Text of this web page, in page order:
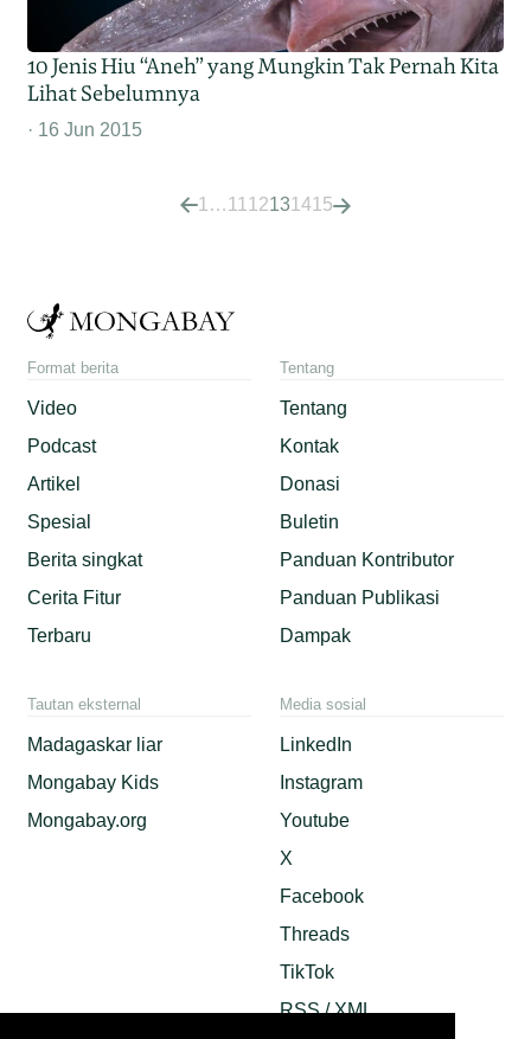
10 Jenis Hiu “Aneh” yang Mungkin Tak Pernah Kita
Lihat Sebelumnya
16 Jun 2015
1…1112131415
Format berita
Video
Podcast
Artikel
Spesial
Berita singkat
Cerita Fitur
Terbaru
Tentang
Tentang
Kontak
Donasi
Buletin
Panduan Kontributor
Panduan Publikasi
Dampak
Tautan eksternal
Madagaskar liar
Mongabay Kids
Mongabay.org
Media sosial
LinkedIn
Instagram
Youtube
X
Facebook
Threads
TikTok
RSS / XML